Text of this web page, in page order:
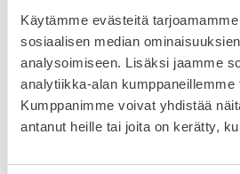
Käytämme evästeitä
sosiaalisen median
analysoimiseen. Lisäksi jaamme
analytiikka-alan
Kumppanimme voivat yhdistää
antanut heille tai joita on kerätty,
Kysy tuotteista:
Asiakaspalvelu 8-16
+358 10 5262 290 info@easy-